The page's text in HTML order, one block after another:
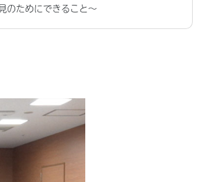
ためにできること〜